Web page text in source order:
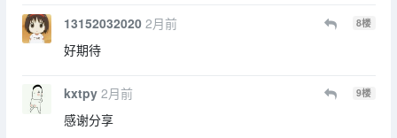
13152032020 2月前 8楼
好期待
kxtpy 2月前 9楼
感谢分享